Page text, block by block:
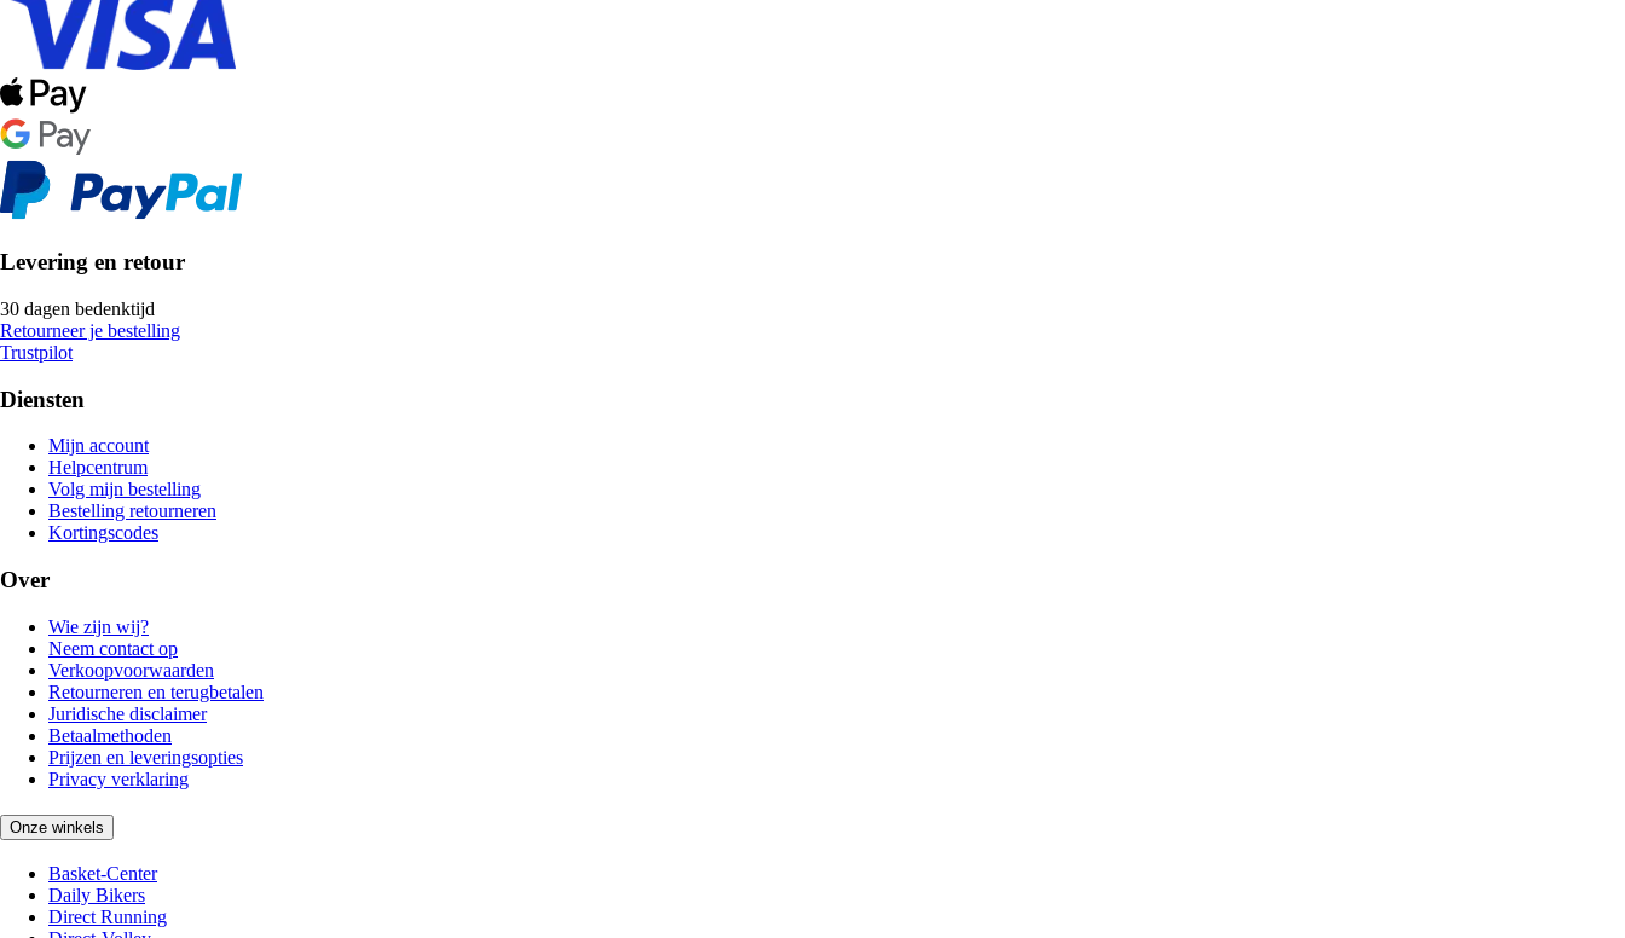
Levering en retour
30 dagen bedenktijd
Retourneer je bestelling
Trustpilot
Diensten
Mijn account
Helpcentrum
Volg mijn bestelling
Bestelling retourneren
Kortingscodes
Over
Wie zijn wij?
Neem contact op
Verkoopvoorwaarden
Retourneren en terugbetalen
Juridische disclaimer
Betaalmethoden
Prijzen en leveringsopties
Privacy verklaring
Onze winkels
Basket-Center
Daily Bikers
Direct Running